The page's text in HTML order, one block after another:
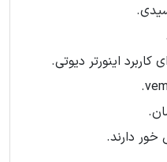
اینورتر دیوتی.